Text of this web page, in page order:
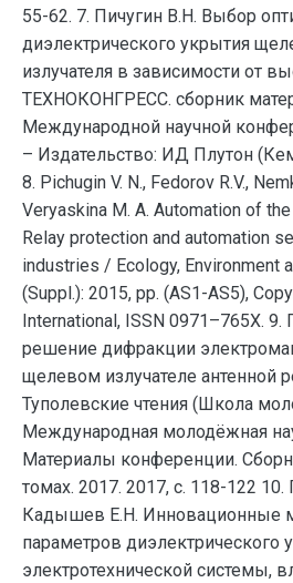
55-62. 7. Пичугин В.Н. Выбор
диэлектрического укрытия
излучателя в зависимости от
ТЕХНОКОНГРЕСС. сборник
Международной научной
– Издательство: ИД Плутон
8. Pichugin V. N., Fedorov R.V.,
Veryaskina M. A. Automation of
Relay protection and automation
industries / Ecology, Environment
(Suppl.): 2015, pp. (AS1-AS5),
International, ISSN 0971–765X. 9.
решение дифракции
щелевом излучателе антенной
Туполевские чтения (Школа
Международная молодёжная
Материалы конференции.
томах. 2017. 2017, с. 118-122 10.
Кадышев Е.Н. Инновационные
параметров диэлектрического
электротехнической системы,